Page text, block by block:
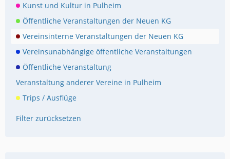
Kunst und Kultur in Pulheim
Öffentliche Veranstaltungen der Neuen KG
Vereinsinterne Veranstaltungen der Neuen KG
Vereinsunabhängige öffentliche Veranstaltungen
Öffentliche Veranstaltung
Veranstaltung anderer Vereine in Pulheim
Trips / Ausflüge
Filter zurücksetzen